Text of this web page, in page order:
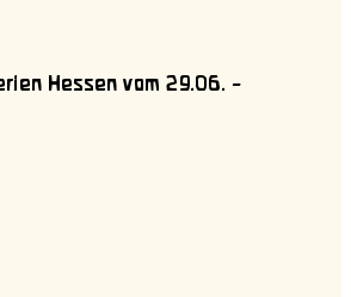
Hessen vom 29.06. –